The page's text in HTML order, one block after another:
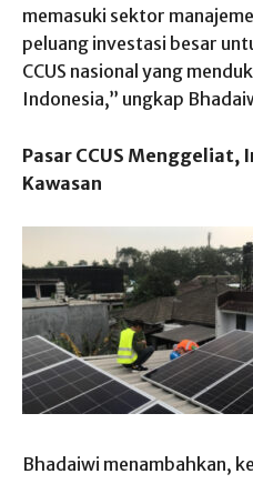
memasuki sektor
peluang investasi besar
CCUS nasional yang
Indonesia,” ungkap
Pasar CCUS Menggeliat,
Kawasan
Bhadaiwi menambahkan,